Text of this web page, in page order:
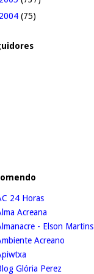
2004 (75)
24 Horas
Acreana
- Elson Martins
Acreano
Glória Perez